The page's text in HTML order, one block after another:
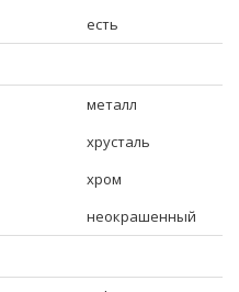
есть
металл
хрусталь
хром
неокрашенный